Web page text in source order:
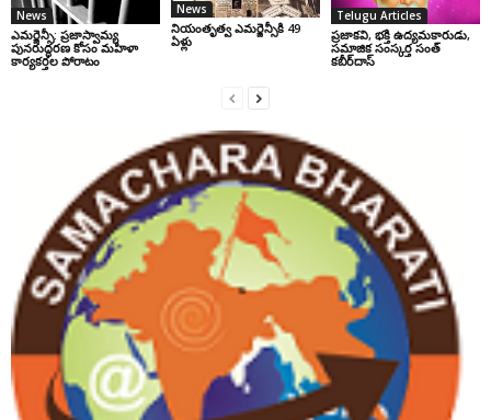
News
ఎమర్జెన్సీ: ప్రజాస్వామ్య
పునరుద్ధరణ కోసం మహిళా
కార్యకర్తల పోరాటం
News
నియంతృత్వ ఎమర్జెన్సీకి 49
ఏళ్లు
Telugu Articles
ప్రజాకవి, భక్తి ఉద్యమకారుడు,
సమాజిక సంస్కర్త సంత్‌
కబీర్‌దాస్‌